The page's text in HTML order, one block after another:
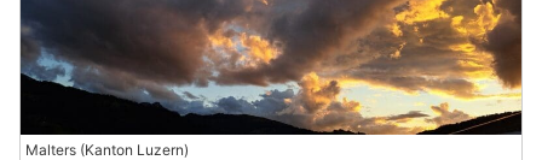
Malters (Kanton Luzern)